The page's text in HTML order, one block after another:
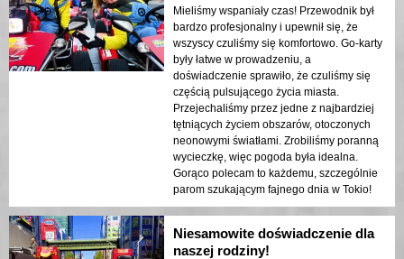
Mieliśmy wspaniały czas! Przewodnik był
bardzo profesjonalny i upewnił się, że
wszyscy czuliśmy się komfortowo. Go-karty
były łatwe w prowadzeniu, a
doświadczenie sprawiło, że czuliśmy się
częścią pulsującego życia miasta.
Przejechaliśmy przez jedne z najbardziej
tętniących życiem obszarów, otoczonych
neonowymi światłami. Zrobiliśmy poranną
wycieczkę, więc pogoda była idealna.
Gorąco polecam to każdemu, szczególnie
parom szukającym fajnego dnia w Tokio!
Niesamowite doświadczenie dla
naszej rodziny!